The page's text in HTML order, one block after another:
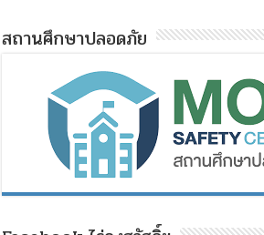
สถานศึกษาปลอดภัย